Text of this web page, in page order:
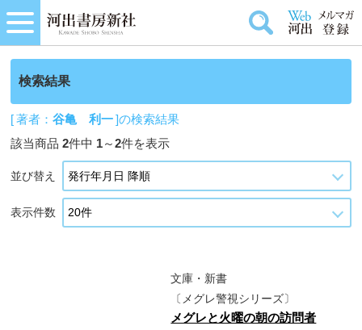
検索結果
[ 著者：谷亀 利一]の検索結果
該当商品2件中 1～2件を表示
並び替え
表示件数
文庫・新書
〔メグレ警視シリーズ〕
メグレと火曜の朝の訪問者